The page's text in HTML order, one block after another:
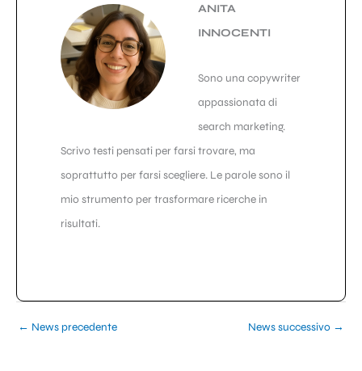
ANITA
INNOCENTI
Sono una copywriter
appassionata di
search marketing.
Scrivo testi pensati per farsi trovare, ma
soprattutto per farsi scegliere. Le parole sono il
mio strumento per trasformare ricerche in
risultati.
← News precedente News successivo →